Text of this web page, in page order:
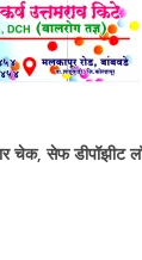
चेक, सेफ डीपॉझीट